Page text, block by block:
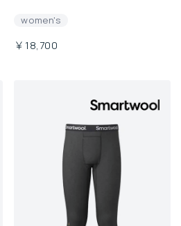
women's
￥18,700